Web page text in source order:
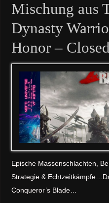
Mischung aus
Dynasty
Honor –
Epische Massenschlachten,
Strategie &
Conqueror’s Blade…